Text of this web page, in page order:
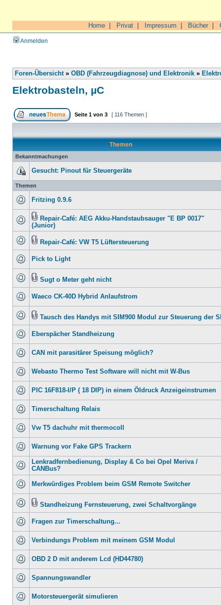
Home Privat Impressum Bücher|
Anmelden
Foren-Übersicht» OBD (Fahrzeugdiagnose) und Elektronik »
Elektrobasteln, µC
Seite 1 von 3 [ 116 Themen ]
Themen
Bekanntmachungen
Gesucht: Pinout für Steuergeräte
Themen
Fritzing 0.9.6
Repair-Café: AEG Akku-Handstaubsauger "E BP 0017"
(Junior)
Repair-Café: VW T5 Lüftersteuerung
Pick to Light
Sugt o Meter geht nicht
Waeco CK-40D Hybrid Anlaufstrom
Tausch des Handys mit SIM900 Modul zur Steuerung der
Eberspächer Standheizung
CAN mit parasitärer Speisung möglich?
Webasto Thermo Test Software will nicht mit W-Bus
PIC 16F818-I/P ( 18 DIP) in einem Öldruck Anzeigeinstrumen
Timerschaltung Relais
Vw T5 dachuhr mit thermocoll
Warnung vor Fake GPS Trackern
Lenkradfernbedienung, Display & Co bei Opel Meriva /
CANBus?
Merkwürdiges Problem beim GSM Remote Switcher
Standheizung Fernsteuerung, zwei Schaltvorgänge
Fragen zur Timerschaltung...
Verbindungs Problem mit meinem GSM Modul
OBD 2 D mit anderem Lcd (HD44780)
Spannungswandler
Motorsteuergerät simulieren